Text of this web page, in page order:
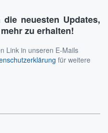
neuesten Updates,
zu erhalten!
Link in unseren E-Mails
für weitere